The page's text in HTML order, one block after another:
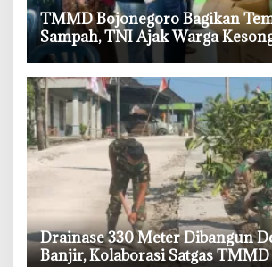
‎TMMD Bojonegoro Bagikan
Sampah, TNI Ajak Warga
Budayakan Hidup Bersih
‎Drainase 330 Meter Dibangun
Banjir, Kolaborasi Satgas